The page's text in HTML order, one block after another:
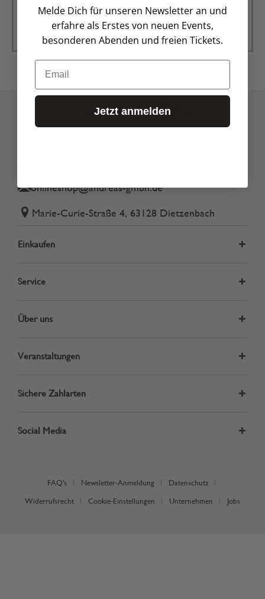
Zur Newsletter Anmeldung
onlineshop@andreas-gmbh.de
Marie-Curie-Straße 4, 63128 Dietzenbach
Einkaufen
Service
Über uns
Veranstaltungen
Sichere Zahlarten
Social Media
FAQ's Newsletter-Anmeldung Datenschutz
Widerrufsrecht Cookie-Einstellungen Unternehmen Jobs
Melde Dich für unseren Newsletter an und
erfahre als Erstes von neuen Events,
besonderen Abenden und freien Tickets.
Email
Jetzt anmelden